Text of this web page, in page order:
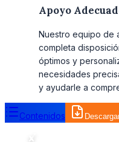
Apoyo
Nuestro equipo de
completa
óptimos y
necesidades
y ayudarle a
Contenidos